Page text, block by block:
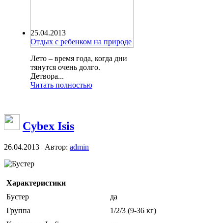
25.04.2013
Отдых с ребенком на природе
Лето – время года, когда дни
тянутся очень долго.
Детвора...
Читать полностью
Cybex Isis
26.04.2013 | Автор: admin
Бустер
Характеристики
Бустер
да
Группа
1/2/3 (9-36 кг)